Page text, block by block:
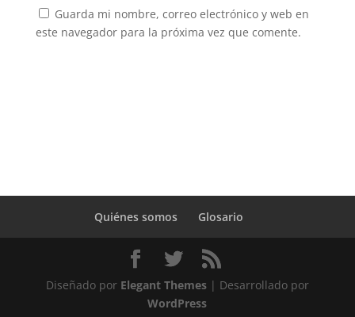
Guarda mi nombre, correo electrónico y web en
este navegador para la próxima vez que comente.
Quiénes somos Glosario
Diseñado por Elegant Themes| Desarrollado por
WordPress